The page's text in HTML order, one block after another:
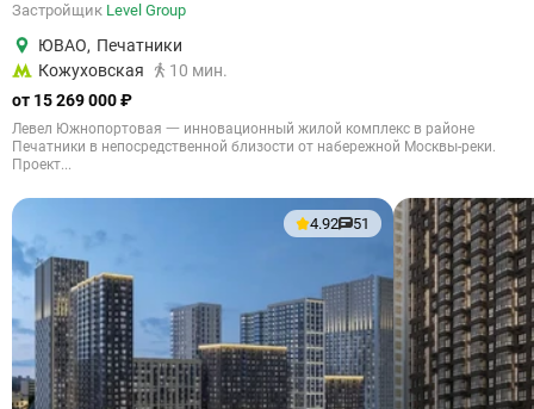
Застройщик Level Group
ЮВАО, Печатники
Кожуховская
10 мин.
от 15 269 000 ₽
Левел Южнопортовая 一 инновационный жилой комплекс в районе
Печатники в непосредственной близости от набережной Москвы-реки.
Проект...
4.92 51